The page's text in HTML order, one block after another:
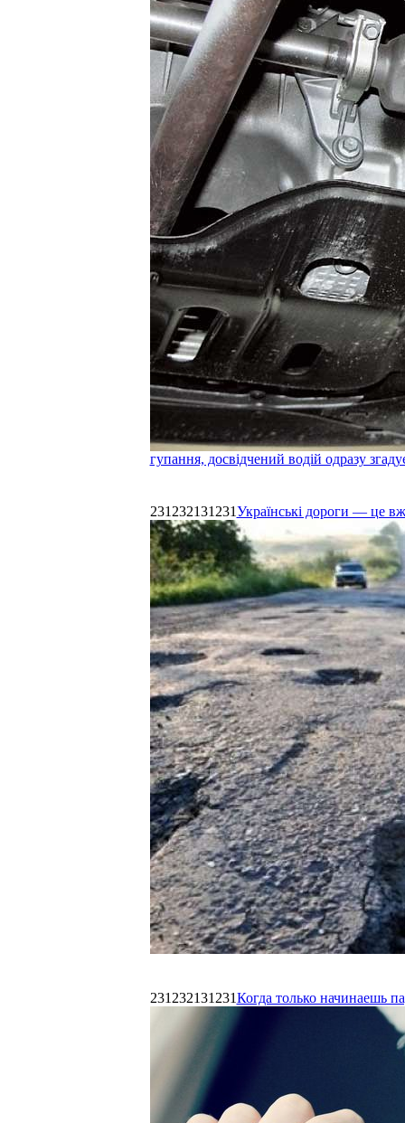
гупання, досвідчений водій одразу
231232131231Українські дороги — це
231232131231Когда только начинаешь